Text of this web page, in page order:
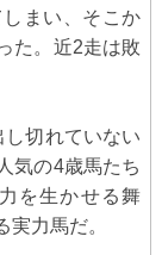
まい、そこか
た。近2走は敗
切れていない
気の4歳馬たち
を生かせる舞
力馬だ。